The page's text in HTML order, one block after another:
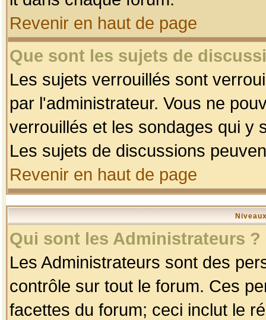
Revenir en haut de page
Que sont les sujets de
Les sujets verrouillés sont
par l'administrateur. Vous ne
verrouillés et les sondages qui y
Les sujets de discussions
Revenir en haut de page
Qui sont les Administrateurs ?
Les Administrateurs sont des
contrôle sur tout le forum. Ces
facettes du forum; ceci inclut le